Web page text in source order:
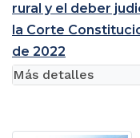
rural y el deber
la Corte
de 2022
Más detalles